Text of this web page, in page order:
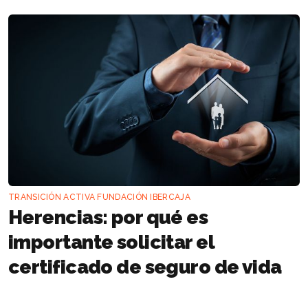
TRANSICIÓN ACTIVA FUNDACIÓN IBERCAJA
Herencias: por qué es
importante solicitar el
certificado de seguro de vida